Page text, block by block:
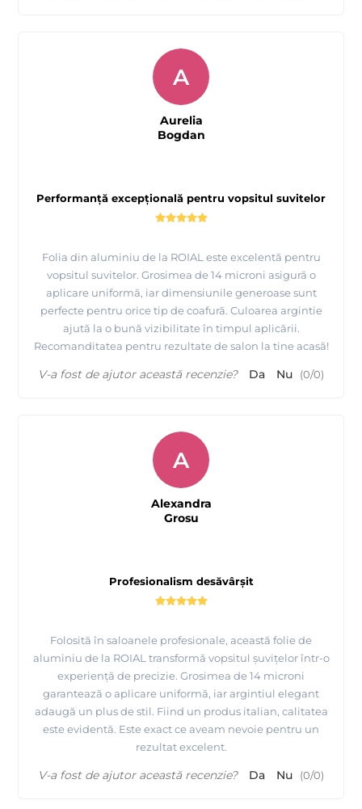
Performanță excepțională pentru vopsitul suvitelor
Folia din aluminiu de la ROIAL este excelentă pentru
vopsitul suvitelor. Grosimea de 14 microni asigură o
aplicare uniformă, iar dimensiunile generoase sunt
perfecte pentru orice tip de coafură. Culoarea argintie
ajută la o bună vizibilitate în timpul aplicării.
Recomanditatea pentru rezultate de salon la tine acasă!
A
Aurelia
Bogdan
V-a fost de ajutor această recenzie? Da Nu (0/0)
Profesionalism desăvârșit
Folosită în saloanele profesionale, această folie de
aluminiu de la ROIAL transformă vopsitul șuvițelor într-o
experiență de precizie. Grosimea de 14 microni
garantează o aplicare uniformă, iar argintiul elegant
adaugă un plus de stil. Fiind un produs italian, calitatea
este evidentă. Este exact ce aveam nevoie pentru un
rezultat excelent.
A
Alexandra
Grosu
V-a fost de ajutor această recenzie? Da Nu (0/0)